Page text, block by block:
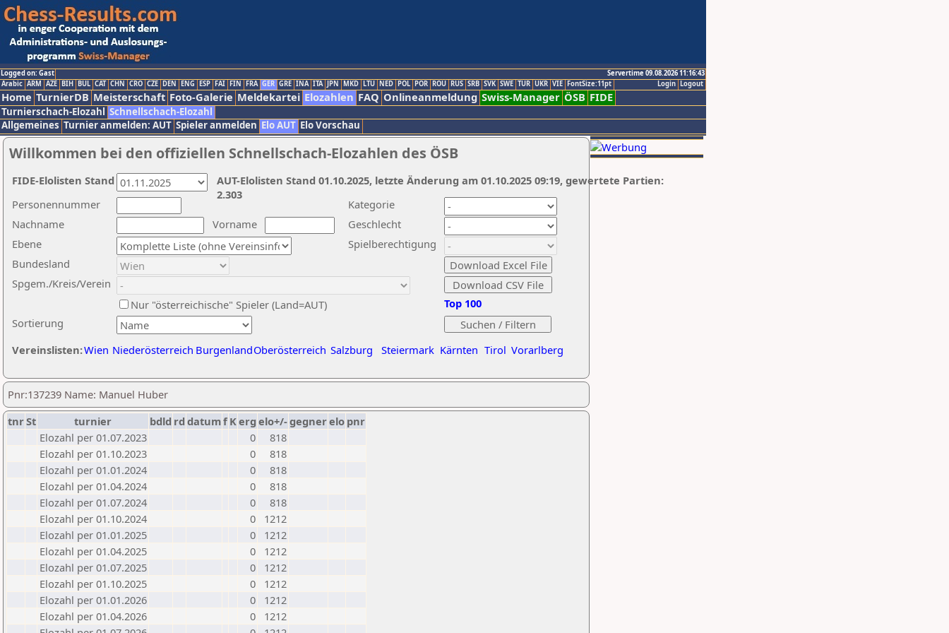
Logged on: Gast
Servertime 09.08.2026 11:16:43
Logout
Login
Arabic ARM AZE BIH BUL CAT CHN CRO CZE DEN ENG ESP FAI FIN FRA GER GRE INA ITA JPN MKD LTU NED POL POR ROU RUS SRB SVK SWE TUR UKR VIE FontSize:11pt
Home TurnierDB Meisterschaft Foto-Galerie Meldekartei Elozahlen FAQ Onlineanmeldung Swiss-Manager ÖSB FIDE
Turnierschach-Elozahl Schnellschach-Elozahl
Allgemeines Turnier anmelden: AUT Spieler anmelden Elo AUT Elo Vorschau
Willkommen bei den offiziellen Schnellschach-Elozahlen des ÖSB
Nachname
Vorname
Ebene
Kategorie
Sortierung
Personennummer
Bundesland
Spgem./Kreis/Verein
Geschlecht
Nur "österreichische" Spieler (Land=AUT)
Spielberechtigung
Vereinslisten:Wien Niederösterreich BurgenlandOberösterreich Salzburg Steiermark Kärnten Tirol Vorarlberg
Top 100
AUT-Elolisten Stand 01.10.2025, letzte Änderung am 01.10.2025 09:19, gewertete Partien:
2.303
FIDE-Elolisten Stand
Pnr:137239 Name: Manuel Huber
tnrSt turnier bdld rd datumf Kerg elo+/-gegnerelo pnr
Elozahl per 01.07.2023
0
818
Elozahl per 01.10.2023
0
818
Elozahl per 01.01.2024
0
818
Elozahl per 01.04.2024
0
818
Elozahl per 01.07.2024
0
818
Elozahl per 01.10.2024
0
1212
Elozahl per 01.01.2025
0
1212
Elozahl per 01.04.2025
0
1212
Elozahl per 01.07.2025
0
1212
Elozahl per 01.10.2025
0
1212
Elozahl per 01.01.2026
0
1212
Elozahl per 01.04.2026
0
1212